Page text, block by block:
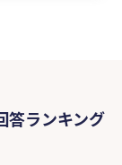
ランキング